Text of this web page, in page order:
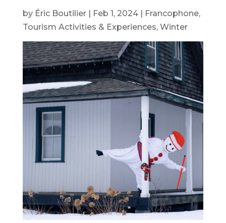
by Éric Boutilier| Feb 1, 2024| Francophone,
Tourism Activities & Experiences, Winter